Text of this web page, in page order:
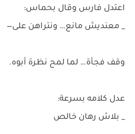
اعتدل فارس وقال بحماس:
_ معنديش مانع… ونتراهن على—
وقف فجأة… لما لمح نظرة أبوه.
عدل كلامه بسرعة:
_ بلاش رهان خالص